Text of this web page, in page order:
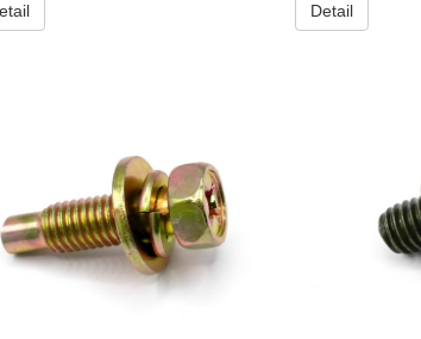
Detail